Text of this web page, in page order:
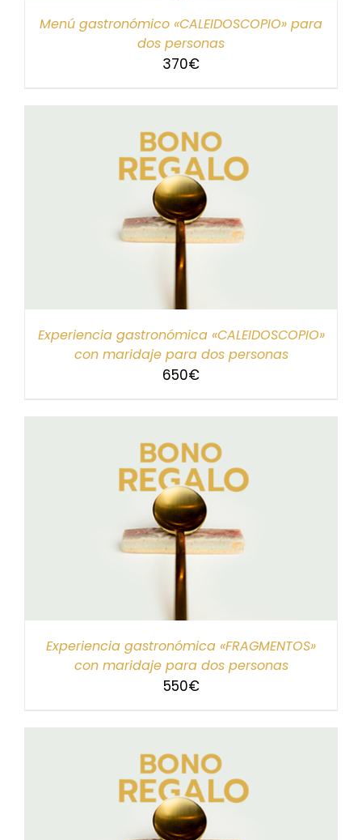
Menú gastronómico «CALEIDOSCOPIO» para
dos personas
370€
Experiencia gastronómica «CALEIDOSCOPIO»
con maridaje para dos personas
650€
Experiencia gastronómica «FRAGMENTOS»
con maridaje para dos personas
550€